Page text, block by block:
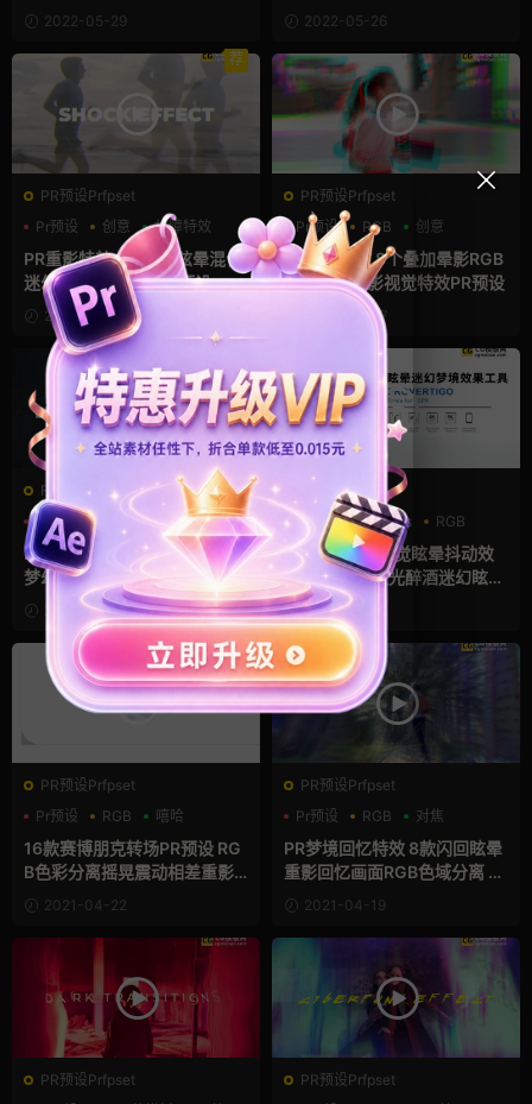
2022-05-29
集 Film Effects
2022-05-26
PR预设Prfpset
Pr预设
创意 故障特效
PR重影特效 8个恍惚眩晕混合
迷幻视差视觉特效PR预设
2022-05-23
荐
PR预设Prfpset
Pr预设
RGB 创意
PR幻觉特效 8个叠加晕影RGB
迷幻眩晕重影视觉特效PR预设
2022-05-07
FCPX效果
创意
双重曝光 叠加素材
FCPX多重曝光效果模板 恍惚
梦幻双重曝光画面重影叠加fc
px插件 Double Exposure Eff
ect
2022-04-06
FCPX字幕
Pixel Film Studios
RGB
抖动
FCPX插件：视觉眩晕抖动效
果 RGB分离散光醉酒迷幻眩晕
镜头震动效果工具 支持M1 Pro
Vertigo
2021-11-22
PR预设Prfpset
Pr预设
RGB 嘻哈
16款赛博朋克转场PR预设 RG
B色彩分离摇晃震动相差重影
视频过渡 Aberration Shake T
ransitions
2021-04-22
PR预设Prfpset
Pr预设
RGB 对焦
PR梦境回忆特效 8款闪回眩晕
重影回忆画面RGB色域分离 Dr
eam Effect
2021-04-19
PR预设Prfpset
PR预设Prfpset